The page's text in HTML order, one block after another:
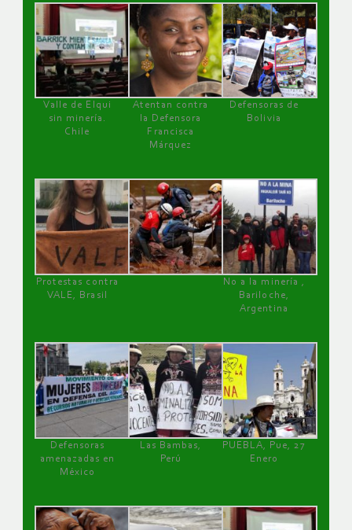
Valle de Elqui
sin minería.
Chile
Atentan contra
la Defensora
Francisca
Márquez
Defensoras de
Bolivia
Protestas contra
VALE, Brasil
No a la minería ,
Bariloche,
Argentina
Defensoras
amenazadas en
México
Las Bambas,
Perú
PUEBLA, Pue, 27
Enero